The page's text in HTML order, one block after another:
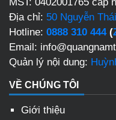
MST: 0402001765 cấp
Địa chỉ: 50 Nguyễn
Hotline: 0888 310 444(
Email:
Quản lý nội dung:
VỀ CHÚNG TÔI
Giới thiệu